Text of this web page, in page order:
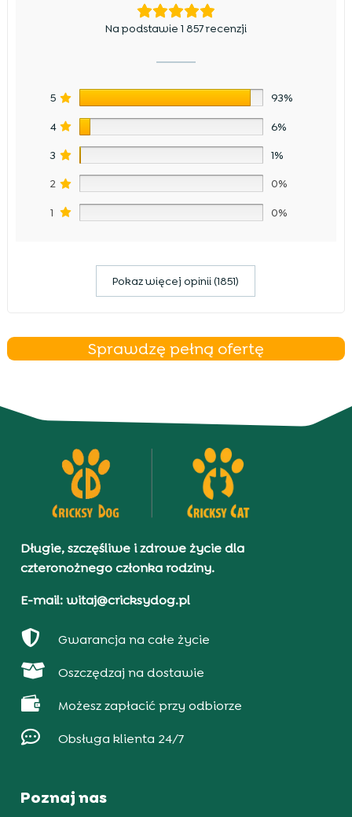
Na podstawie 1 857 recenzji
5 93%
4 6%
3 1%
2 0%
1 0%
Pokaz więcej opinii (1851)
Sprawdzę pełną ofertę
Długie, szczęśliwe i zdrowe życie dla
czteronożnego członka rodziny.
E-mail: witaj@cricksydog.pl
 Gwarancja na całe życie
 Oszczędzaj na dostawie
 Możesz zapłacić przy odbiorze
 Obsługa klienta 24/7
Poznaj nas